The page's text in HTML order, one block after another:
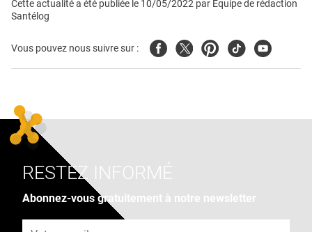
Cette actualité a été publiée le 10/05/2022 par Équipe de rédaction
Santélog
Vous pouvez nous suivre sur : FacebookTwitterPinterest
TiktokYoutube
RESTEZ INFORMÉ
Abonnez-vous gratuitement à notre newsletter